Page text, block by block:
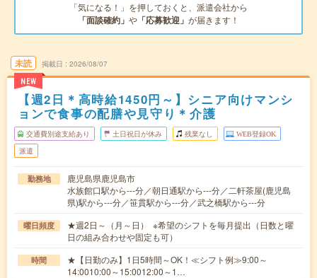
「気になる！」を押しておくと、派遣会社から
「面談確約」 や 「応募歓迎」 が届きます！
未読
NEW
掲載日 2026/08/07
【週2日＊高時給1450円～】シニア向けマンシ
ョンで食事の配膳や見守り＊介護
交通費別途支給あり 土日祝日が休み 残業なし WEB登録OK
派遣
勤務地
鹿児島県鹿児島市
水族館口駅から---分／朝日通駅から---分／二軒茶屋(鹿児島
県)駅から---分／笹貫駅から---分／武之橋駅から---分
曜日頻度
★週2日～（月～日） ※希望のシフトを毎月提出（日数と曜
日の組み合わせや固定も可）
時間
★【日勤のみ】1日5時間～OK！≪シフト例≫9:00～
14:0010:00～15:0012:00～1…